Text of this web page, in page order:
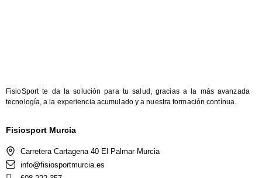
FisioSport te da la solución para tu salud, gracias a la más avanzada
tecnología, a la experiencia acumulado y a nuestra formación contínua.
Fisiosport Murcia
Carretera Cartagena 40 El Palmar Murcia
info@fisiosportmurcia.es